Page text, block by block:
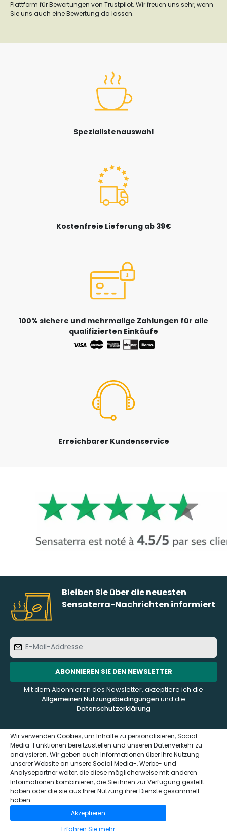
Plattform für Bewertungen von Trustpilot. Wir freuen uns sehr, wenn
Sie uns auch eine Bewertung da lassen.
Spezialistenauswahl
Kostenfreie Lieferung ab 39€
100% sichere und mehrmalige Zahlungen für alle
qualifizierten Einkäufe
Erreichbarer Kundenservice
Bleiben Sie über die neuesten
Sensaterra-Nachrichten informiert
Mail-
Addresse
ABONNIEREN SIE DEN NEWSLETTER
Mit dem Abonnieren des Newsletter, akzeptiere ich die
Allgemeinen Nutzungsbedingungenund die
Datenschutzerklärung
KUNDENDIENST
Kontaktieren Sie uns
Impressum und
Datenschutzerklärung
(GDPR)
ÜBER UNS
Häufig gestellte Fragen -
FAQ
Wir verwenden Cookies, um Inhalte zu personalisieren, Social-
Media-Funktionen bereitzustellen und unseren Datenverkehr zu
analysieren. Wir geben auch Informationen über Ihre Nutzung
unserer Website an unsere Social Media-, Werbe- und
Analysepartner weiter, die diese möglicherweise mit anderen
Informationen kombinieren, die Sie ihnen zur Verfügung gestellt
haben oder die sie aus Ihrer Nutzung ihrer Dienste gesammelt
haben.
Akzeptieren
Erfahren Sie mehr